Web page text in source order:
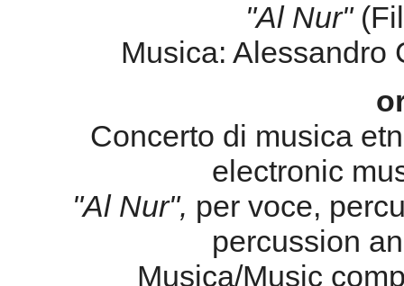
"Al Nur"
Musica: Alessandro
Concerto di musica
electronic
"Al Nur", per voce,
percussion
Musica/Music